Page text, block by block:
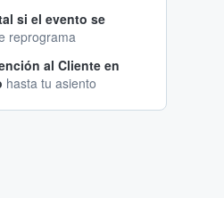
si el evento se
reprograma
al Cliente en
hasta tu asiento